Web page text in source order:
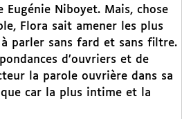
Eugénie Niboyet. Mais, chose
Flora sait amener les plus
à parler sans fard et sans filtre.
d’ouvriers et de
la parole ouvrière dans sa
car la plus intime et la